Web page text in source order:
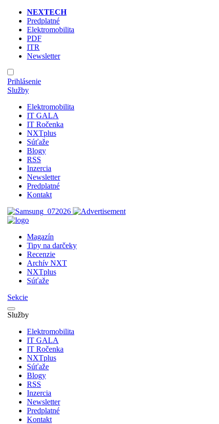
NEXTECH
Predplatné
Elektromobilita
PDF
ITR
Newsletter
Prihlásenie
Služby
Elektromobilita
IT GALA
IT Ročenka
NXTplus
Súťaže
Blogy
RSS
Inzercia
Newsletter
Predplatné
Kontakt
Magazín
Tipy na darčeky
Recenzie
Archív NXT
NXTplus
Súťaže
Sekcie
Služby
Elektromobilita
IT GALA
IT Ročenka
NXTplus
Súťaže
Blogy
RSS
Inzercia
Newsletter
Predplatné
Kontakt